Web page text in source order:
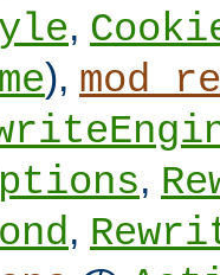
,
),
,
,